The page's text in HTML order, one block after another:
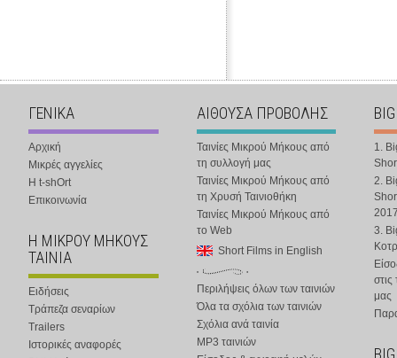
ΓΕΝΙΚΑ
Αρχική
Μικρές αγγελίες
Η t-shOrt
Επικοινωνία
Η ΜΙΚΡΟΥ ΜΗΚΟΥΣ
ΤΑΙΝΙΑ
Ειδήσεις
Τράπεζα σεναρίων
Trailers
Ιστορικές αναφορές
ΑΙΘΟΥΣΑ ΠΡΟΒΟΛΗΣ
Ταινίες Μικρού Μήκους από
τη συλλογή μας
Ταινίες Μικρού Μήκους από
τη Χρυσή Ταινιοθήκη
Ταινίες Μικρού Μήκους από
το Web
Short Films in English
Περιλήψεις όλων των ταινιών
Όλα τα σχόλια των ταινιών
Σχόλια ανά ταινία
MP3 ταινιών
1.
2.
3.
στις
μας